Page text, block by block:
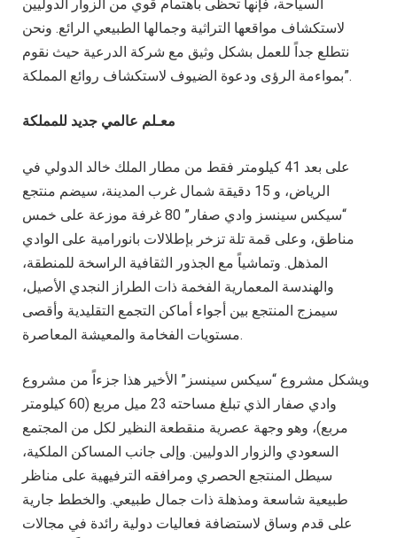
السياحة، فإنها تحظى باهتمام قوي من الزوار الدوليين
لاستكشاف مواقعها التراثية وجمالها الطبيعي الرائع. ونحن
نتطلع جداً للعمل بشكل وثيق مع شركة الدرعية حيث نقوم
بمواءمة الرؤى ودعوة الضيوف لاستكشاف روائع المملكة”.
معـلم عالمي جديد للمملكة
على بعد 41 كيلومتر فقط من مطار الملك خالد الدولي في
الرياض، و 15 دقيقة شمال غرب المدينة، سيضم منتجع
“سيكس سينسز وادي صفار” 80 غرفة موزعة على خمس
مناطق، وعلى قمة تلة تزخر بإطلالات بانورامية على الوادي
المذهل. وتماشياً مع الجذور الثقافية الراسخة للمنطقة،
والهندسة المعمارية الفخمة ذات الطراز النجدي الأصيل،
سيمزج المنتجع بين أجواء أماكن التجمع التقليدية وأقصى
مستويات الفخامة والمعيشة المعاصرة.
ويشكل مشروع “سيكس سينسز” الأخير هذا جزءاً من مشروع
وادي صفار الذي تبلغ مساحته 23 ميل مربع (60 كيلومتر
مربع)، وهو وجهة عصرية منقطعة النظير لكل من المجتمع
السعودي والزوار الدوليين. وإلى جانب المساكن الملكية،
سيطل المنتجع الحصري ومرافقه الترفيهية على مناظر
طبيعية شاسعة ومذهلة ذات جمال طبيعي. والخطط جارية
على قدم وساق لاستضافة فعاليات دولية رائدة في مجالات